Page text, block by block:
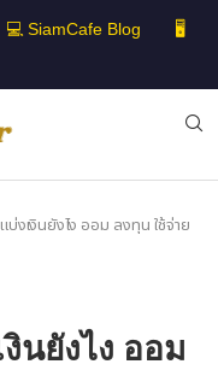
💻 SiamCafe Blog
🖥️
บ่งเงินยังไง ออม ลงทุน ใช้จ่าย
นยังไง ออม